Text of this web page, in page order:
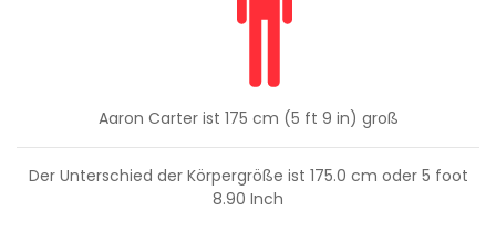
Aaron Carter ist 175 cm (5 ft 9 in) groß
Der Unterschied der Körpergröße ist 175.0 cm oder 5 foot
8.90 Inch